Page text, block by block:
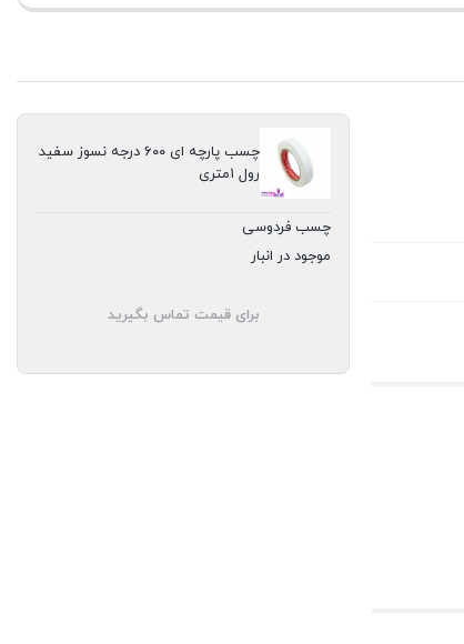
چسب پارچه ای ۶۰۰ درجه نسوز سفید
رول ۱متری
چسب فردوسی
موجود در انبار
برای قیمت تماس بگیرید